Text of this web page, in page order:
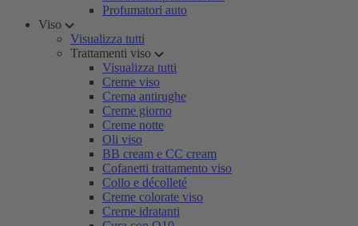
Profumatori auto
Viso
Visualizza tutti
Trattamenti viso
Visualizza tutti
Creme viso
Crema antirughe
Creme giorno
Creme notte
Oli viso
BB cream e CC cream
Cofanetti trattamento viso
Collo e décolleté
Creme colorate viso
Creme idratanti